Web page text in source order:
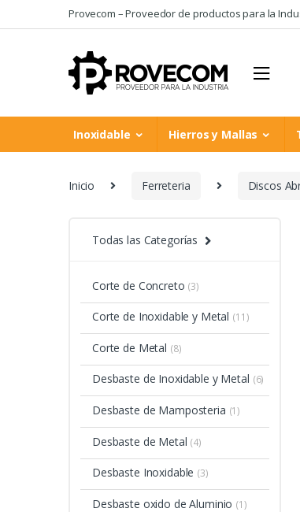
to
to
Provecom – Proveedor de productos para la
Inoxidable Hierros y Mallas
Inicio Ferreteria Discos
Todas las Categorías
Corte de Concreto (3)
Corte de Inoxidable y Metal (11)
Corte de Metal (8)
Desbaste de Inoxidable y Metal (6)
Desbaste de Mamposteria (1)
Desbaste de Metal (4)
Desbaste Inoxidable (3)
Desbaste oxido de Aluminio (1)